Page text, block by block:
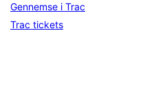
Gennemse i Trac
Trac tickets